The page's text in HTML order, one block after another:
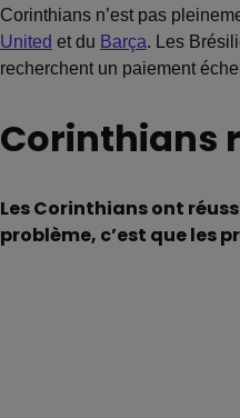
Corinthians n’est pas
United et du Barça. Les
recherchent un paiement
Corinthians
Les Corinthians ont
problème, c’est que les